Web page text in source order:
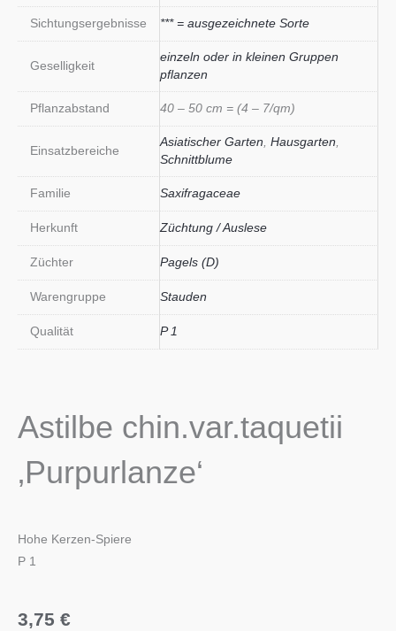
Sichtungsergebnisse *** = ausgezeichnete Sorte
Geselligkeit
einzeln oder in kleinen Gruppen
pflanzen
Pflanzabstand 40 – 50 cm = (4 – 7/qm)
Einsatzbereiche
Asiatischer Garten Hausgarten
Schnittblume
Familie Saxifragaceae
Herkunft Züchtung / Auslese
Züchter Pagels (D)
Warengruppe Stauden
Qualität P 1
Astilbe chin.var.taquetii
‚Purpurlanze‘
Hohe Kerzen-Spiere
P 1
3,75 €